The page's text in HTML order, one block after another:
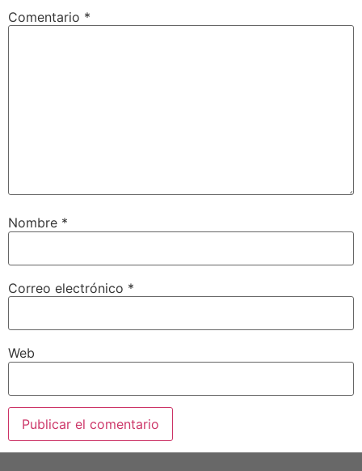
Comentario *
Nombre *
Correo electrónico *
Web